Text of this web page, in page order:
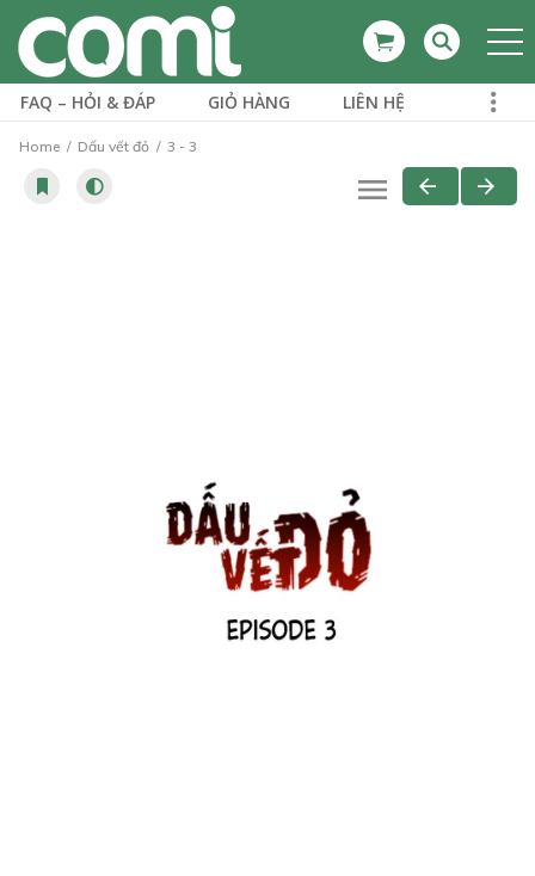
FAQ – HỎI & ĐÁP GIỎ HÀNG LIÊN HỆ
Home Dấu vết đỏ 3 - 3